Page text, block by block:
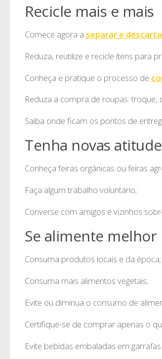
Recicle mais e mais
Comece agora a separar e
Reduza, reutilize e recicle itens para
Conheça e pratique o processo de
Reduza a compra de roupas: troque,
Saiba onde ficam os pontos de
Tenha novas
Conheça feiras orgânicas ou feiras
Faça algum trabalho voluntário;
Converse com amigos e vizinhos
Se alimente melhor
Consuma produtos locais e da época;
Consuma mais alimentos vegetais;
Evite ou diminua o consumo de
Certifique-se de comprar apenas o
Evite bebidas embaladas em